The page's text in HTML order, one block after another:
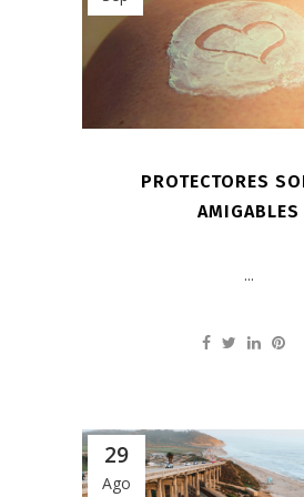
PROTECTORES
AMIGABLES
...
29
Ago